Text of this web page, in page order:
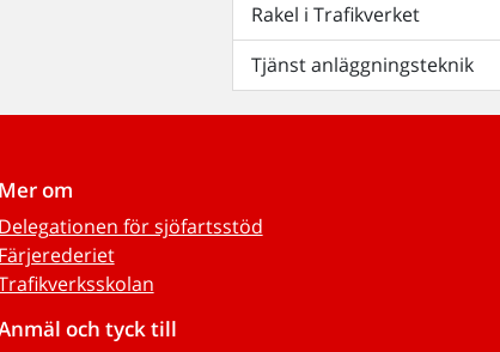
Rakel i Trafikverket
Tjänst anläggningsteknik
Mer om
Delegationen för sjöfartsstöd
Färjerederiet
och tyck till